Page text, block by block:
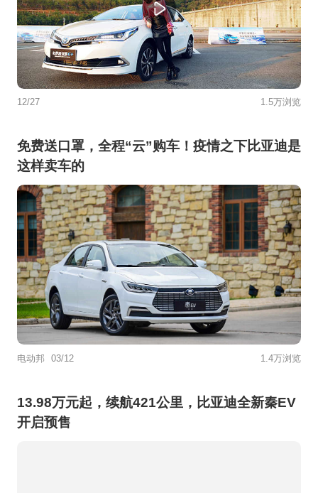
12/27 1.5万浏览
免费送口罩，全程“云”购车！疫情之下比亚迪是
这样卖车的
电动邦 03/12 1.4万浏览
13.98万元起，续航421公里，比亚迪全新秦EV
开启预售